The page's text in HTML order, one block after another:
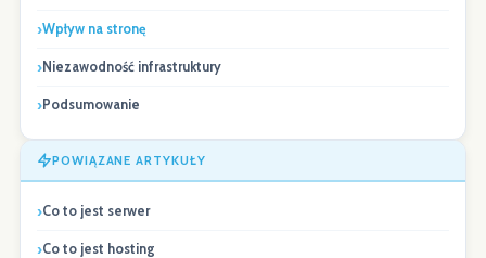
Wpływ na stronę
Niezawodność infrastruktury
Podsumowanie
POWIĄZANE ARTYKUŁY
Co to jest serwer
Co to jest hosting